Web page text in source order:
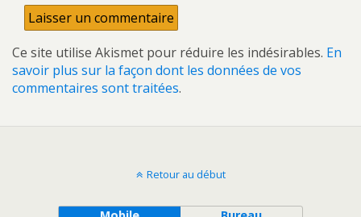
Ce site utilise Akismet pour réduire les indésirables. En
savoir plus sur la façon dont les données de vos
commentaires sont traitées.
Retour au début